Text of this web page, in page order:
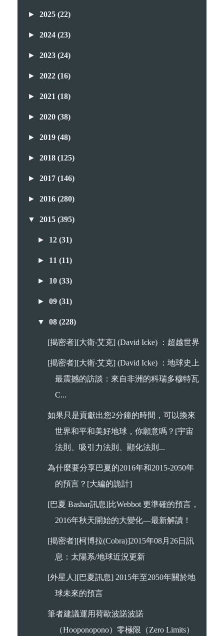
► 2025 (22)
► 2024 (23)
► 2023 (24)
► 2022 (16)
► 2021 (18)
► 2020 (38)
► 2019 (48)
► 2018 (125)
► 2017 (146)
► 2016 (280)
▼ 2015 (395)
► 12(31)
► 11(11)
► 10(33)
►09(31)
▼08(228)
[揭密者][大衛‧艾克] (David Icke) ：超越世界
[揭密者][大衛‧艾克] (David Icke) ：地球史上
最震撼的訪談：來自非洲的科瑞多穆特瓦
C...
如果只是貢獻出您2分鐘的時間，可以換來
世界和平和美好地球，你願意嗎？[宇宙
法則、吸引力法則、顯化法則...
為什麼要分享巴夏的2016年和2015-2050年
的預言？[大編的詭計]
[巴夏 Bashar訊息]比Webbot 更準確的預言，
2016年秋天開始的大變化—最新解讀！
[揭密者][柯博拉(Cobra)]2015年08月26日訊
息：太陽系/地球近況更新
[外星人][巴夏訊息] 2015年至2050年關於地
球未來的預言
筆者建議運用荷歐波諾波諾
（Hooponopono）零極限（Zero Limits）